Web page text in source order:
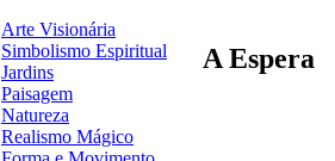
Arte Visionária
Simbolismo Espiritual
Jardins
Paisagem
Natureza
Realismo Mágico
A Espera